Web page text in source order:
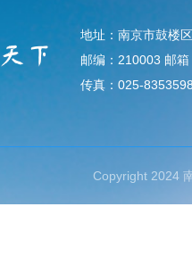
地址：南京市鼓楼
邮编：210003 邮
传真：025-
Copyright 2024